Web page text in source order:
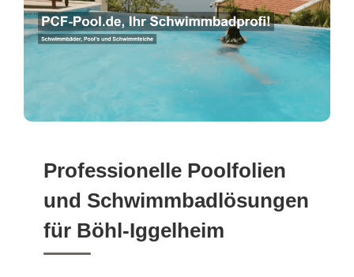
Professionelle Poolfolien
und Schwimmbadlösungen
für Böhl-Iggelheim